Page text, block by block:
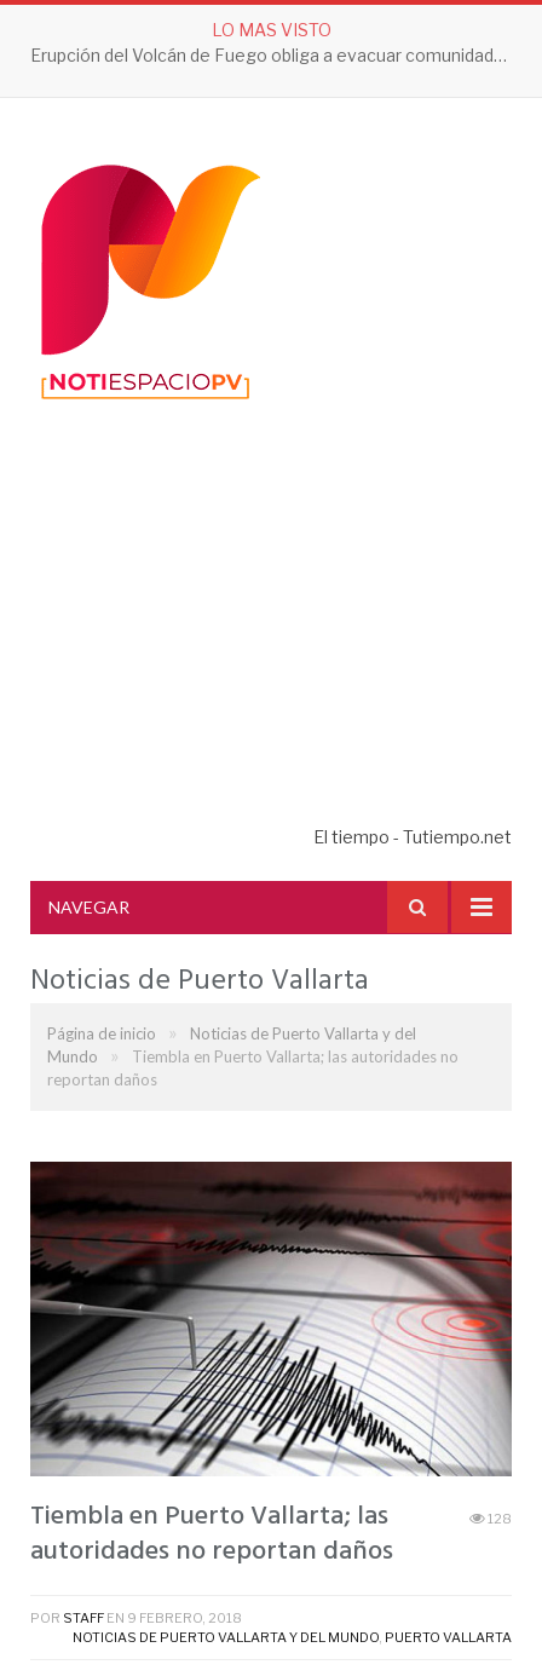
LO MAS VISTO
Jalisco registra sus primeros dos casos de ciclosporiasis; autoridades descartan contagios locales
El tiempo - Tutiempo.net
NAVEGAR
Noticias de Puerto Vallarta
Página de inicio »
Noticias de Puerto Vallarta y del
Mundo
»
Tiembla en Puerto Vallarta; las autoridades no
reportan daños
Tiembla en Puerto Vallarta; las
autoridades no reportan daños
128
POR STAFF EN 9 FEBRERO, 2018
NOTICIAS DE PUERTO VALLARTA Y DEL MUNDO, PUERTO VALLARTA